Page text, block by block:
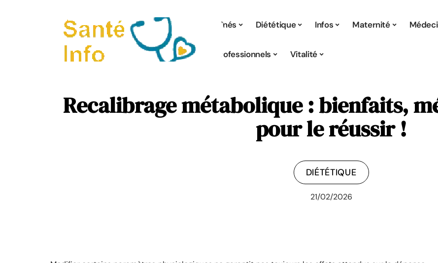
Aînés Diététique Infos Maternité
Professionnels Vitalité
Recalibrage métabolique : bienfaits,
pour le réussir !
DIÉTÉTIQUE
21/02/2026